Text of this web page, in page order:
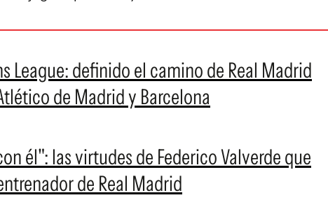
League: definido el camino de Real Madrid
de Madrid y Barcelona
él": las virtudes de Federico Valverde que
de Real Madrid